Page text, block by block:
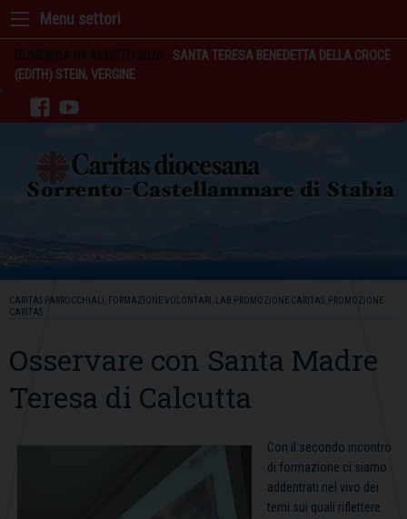
Skip
content
DOMENICA 09 AGOSTO 2026
SANTA TERESA BENEDETTA DELLA CROCE
(EDITH) STEIN, VERGINE
facebookyoutube
CARITAS PARROCCHIALI FORMAZIONE VOLONTARI LAB PROMOZIONE CARITAS PROMOZIONE
CARITAS
Osservare con Santa Madre
Teresa di Calcutta
Con il secondo incontro
di formazione ci siamo
addentrati nel vivo dei
temi sui quali riflettere